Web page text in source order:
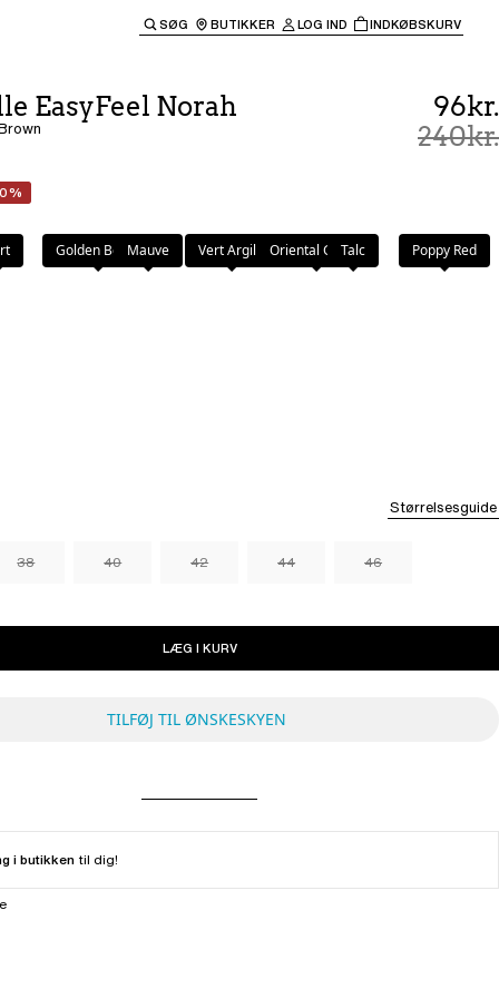
hovednavigationen.
SØG BUTIKKER LOG IND INDKØBSKURV
EasyFeel Norah
96kr.
240kr.
Golden BeigeMauve Vert Argile Oriental Green
Talc Poppy Red
Størrelsesguide
38 40 42 44 46
LÆG I KURV
TILFØJ TIL ØNSKESKYEN
i butikken til dig!